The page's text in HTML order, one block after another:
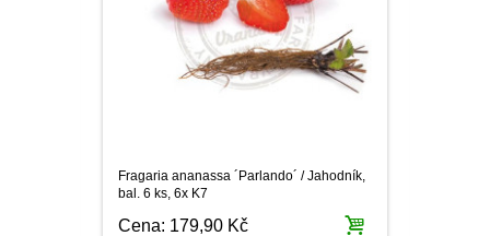
Fragaria ananassa ´Parlando´ / Jahodník,
bal. 6 ks, 6x K7
Cena: 179,90 Kč